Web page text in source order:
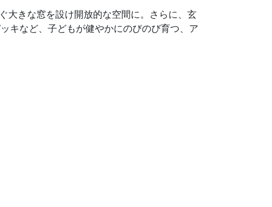
大きな窓を設け開放的な空間に。さらに、玄
キなど、子どもが健やかにのびのび育つ、ア